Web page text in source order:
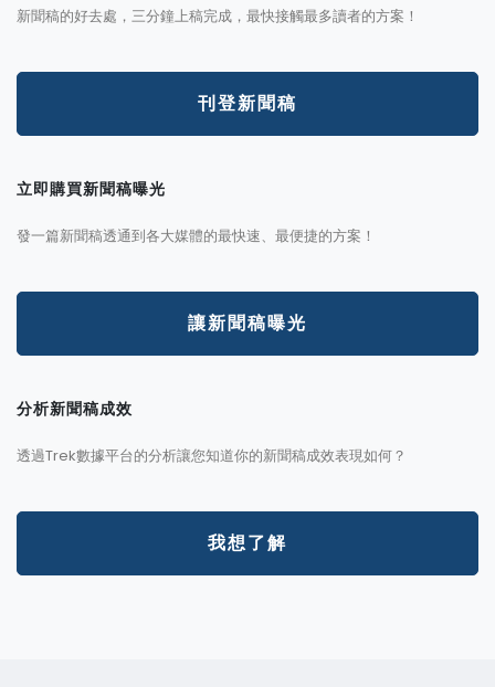
新聞稿的好去處，三分鐘上稿完成，最快接觸最多讀者的方案！
刊登新聞稿
立即購買新聞稿曝光
發一篇新聞稿透通到各大媒體的最快速、最便捷的方案！
讓新聞稿曝光
分析新聞稿成效
透過Trek數據平台的分析讓您知道你的新聞稿成效表現如何？
我想了解